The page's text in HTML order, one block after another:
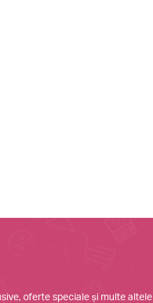
oferte speciale și multe altele